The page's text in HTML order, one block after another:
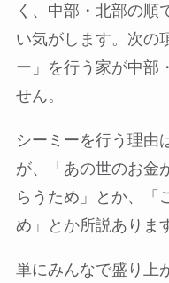
く、中部・北部の順
い気がします。次の
ー」を行う家が中部
せん。
シーミーを行う理由
が、「あの世のお金
らうため」とか、「
め」とか所説ありま
単にみんなで盛り上